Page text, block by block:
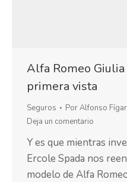
Alfa Romeo Giulia
primera vista
Seguros PorAlfonso
Deja un comentario
Y es que mientras
Ercole Spada nos
modelo de Alfa